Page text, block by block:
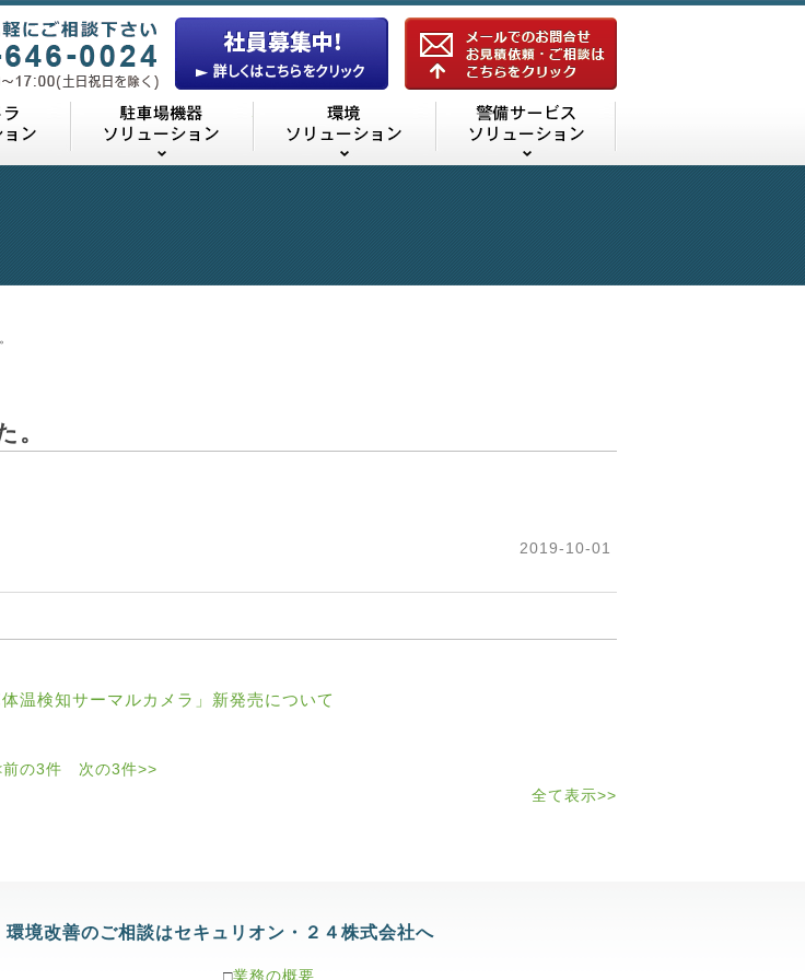
監視カメラソリューション駐車場機器ソリューション環境ソリューション
。
2019-10-01
温検知サーマルカメラ」新発売について
の3件
次の3件>>
全て表示>>
環境改善のご相談はセキュリオン・２４株式会社へ
□業務の概要